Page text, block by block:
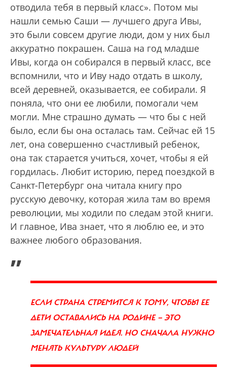
отводила тебя в первый класс». Потом мы
нашли семью Саши — лучшего друга Ивы,
это были совсем другие люди, дом у них был
аккуратно покрашен. Саша на год младше
Ивы, когда он собирался в первый класс, все
вспомнили, что и Иву надо отдать в школу,
всей деревней, оказывается, ее собирали. Я
поняла, что они ее любили, помогали чем
могли. Мне страшно думать — что бы с ней
было, если бы она осталась там. Сейчас ей 15
лет, она совершенно счастливый ребенок,
она так старается учиться, хочет, чтобы я ей
гордилась. Любит историю, перед поездкой в
Санкт-Петербург она читала книгу про
русскую девочку, которая жила там во время
революции, мы ходили по следам этой книги.
И главное, Ива знает, что я люблю ее, и это
важнее любого образования.
„
ЕСЛИ СТРАНА СТРЕМИТСЯ К ТОМУ, ЧТОБЫ ЕЕ
ДЕТИ ОСТАВАЛИСЬ НА РОДИНЕ — ЭТО
ЗАМЕЧАТЕЛЬНАЯ ИДЕЯ. НО СНАЧАЛА НУЖНО
МЕНЯТЬ КУЛЬТУРУ ЛЮДЕЙ